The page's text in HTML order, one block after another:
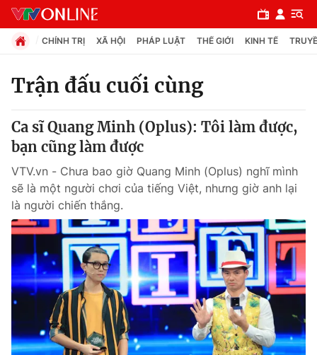
Chuyên mục
Chính trị
Xã hội
Pháp luật
Y tế
Thế giới
Tin tức
Kinh tế
CHÍNH TRỊ XÃ HỘI PHÁP LUẬT THẾ GIỚI KINH TẾ
Trận đấu cuối cùng
Ca sĩ Quang Minh (Oplus): Tôi làm được,
bạn cũng làm được
VTV.vn - Chưa bao giờ Quang Minh (Oplus) nghĩ mình
sẽ là một người chơi của tiếng Việt, nhưng giờ anh lại
là người chiến thắng.